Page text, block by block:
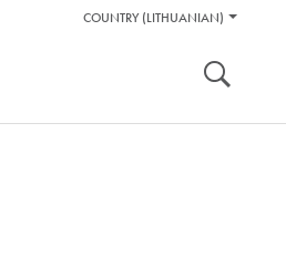
Pagalbos
COUNTRY (LITHUANIAN)